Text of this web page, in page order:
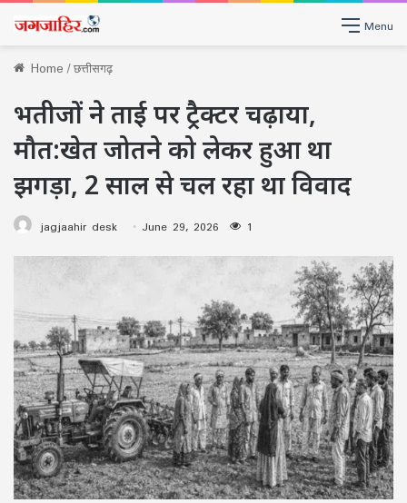
Menu
Home/छत्तीसगढ़
भतीजों ने ताई पर ट्रैक्टर चढ़ाया,
मौत:खेत जोतने को लेकर हुआ था
झगड़ा, 2 साल से चल रहा था विवाद
jagjaahir desk June 29, 2026 1